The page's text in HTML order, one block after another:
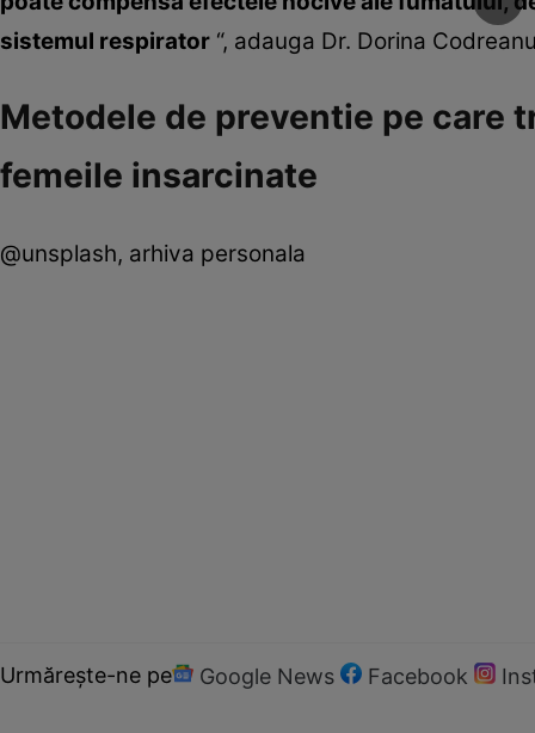
sistemul respirator “, adauga Dr. Dorina
Metodele de preventie pe care
femeile insarcinate
@unsplash, arhiva personala
Urmărește-ne pe Google News Facebook